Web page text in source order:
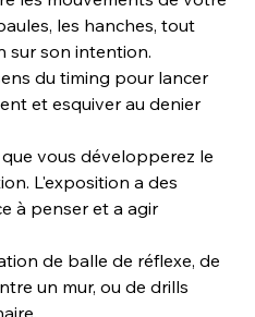
les hanches, tout
sur son intention.
du timing pour lancer
et esquiver au denier
vous développerez le
L'exposition a des
à penser et a agir
de balle de réflexe, de
un mur, ou de drills